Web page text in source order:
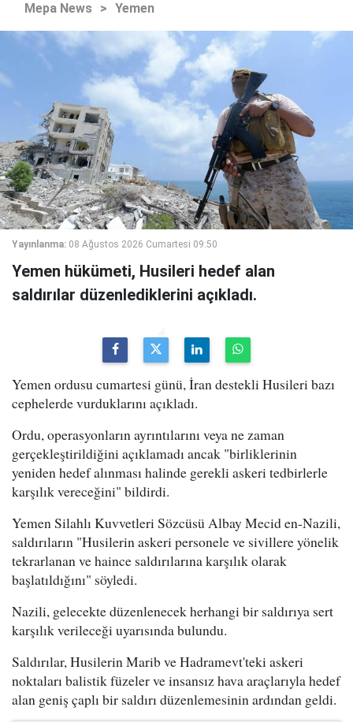
Mepa News > Yemen
Yayınlanma: 08 Ağustos 2026 Cumartesi 09:50
Yemen hükümeti, Husileri hedef alan
saldırılar düzenlediklerini açıkladı.
Yemen ordusu cumartesi günü, İran destekli Husileri bazı
cephelerde vurduklarını açıkladı.
Ordu, operasyonların ayrıntılarını veya ne zaman
gerçekleştirildiğini açıklamadı ancak "birliklerinin
yeniden hedef alınması halinde gerekli askeri tedbirlerle
karşılık vereceğini" bildirdi.
Yemen Silahlı Kuvvetleri Sözcüsü Albay Mecid en-Nazili,
saldırıların "Husilerin askeri personele ve sivillere yönelik
tekrarlanan ve haince saldırılarına karşılık olarak
başlatıldığını" söyledi.
Nazili, gelecekte düzenlenecek herhangi bir saldırıya sert
karşılık verileceği uyarısında bulundu.
Saldırılar, Husilerin Marib ve Hadramevt'teki askeri
noktaları balistik füzeler ve insansız hava araçlarıyla hedef
alan geniş çaplı bir saldırı düzenlemesinin ardından geldi.